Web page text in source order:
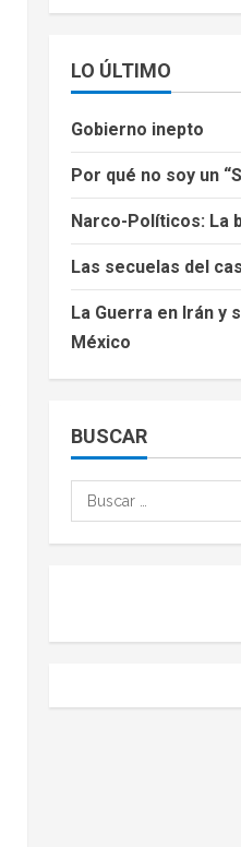
LO ÚLTIMO
Gobierno inepto
Por qué no soy un
Narco-Políticos: La
Las secuelas del
La Guerra en Irán y
México
BUSCAR